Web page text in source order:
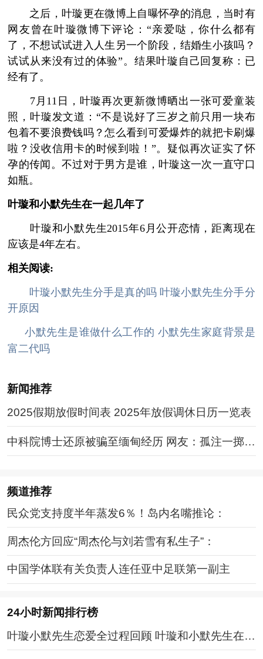
之后，叶璇更在微博上自曝怀孕的消息，当时有
网友曾在叶璇微博下评论：“亲爱哒，你什么都有
了，不想试试进入人生另一个阶段，结婚生小孩吗？
试试从来没有过的体验”。结果叶璇自己回复称：已
经有了。
7月11日，叶璇再次更新微博晒出一张可爱童装
照，叶璇发文道：“不是说好了三岁之前只用一块布
包着不要浪费钱吗？怎么看到可爱爆炸的就把卡刷爆
啦？没收信用卡的时候到啦！”。疑似再次证实了怀
孕的传闻。不过对于男方是谁，叶璇这一次一直守口
如瓶。
叶璇和小默先生在一起几年了
叶璇和小默先生2015年6月公开恋情，距离现在
应该是4年左右。
相关阅读:
叶璇小默先生分手是真的吗 叶璇小默先生分手分
开原因
小默先生是谁做什么工作的 小默先生家庭背景是
富二代吗
新闻推荐
2025假期放假时间表 2025年放假调休日历一览表
中科院博士还原被骗至缅甸经历 网友：孤注一掷现
实版
频道推荐
民众党支持度半年蒸发6％！岛内名嘴推论：
周杰伦方回应“周杰伦与刘若雪有私生子”：
中国学体联有关负责人连任亚中足联第一副主
24小时新闻排行榜
叶璇小默先生恋爱全过程回顾 叶璇和小默先生在一
起几年了